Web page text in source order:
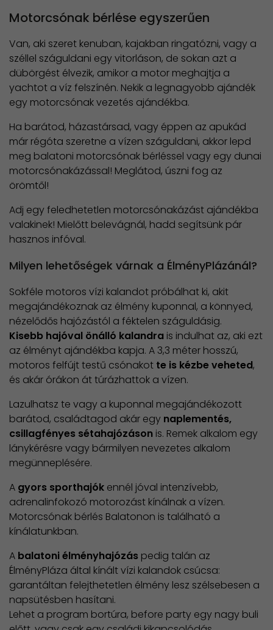
Motorcsónak bérlése egyszerűen
Van, aki szeret kenuban, kajakban ringatózni, vagy a
széllel száguldani egy vitorláson, de sokan azt a
dübörgést élvezik, amikor a motor meghajtja a
yachtot a víz felszínén. Nekik a legnagyobb ajándék
egy motorcsónak vezetés ajándékba.
Ha barátod, házastársad, vagy éppen az apukád
már régóta szeretne a vízen száguldani, akkor lepd
meg balatoni motorcsónak bérléssel vagy egy dunai
motorcsónakázással! Meglátod, úszni fog az
örömtől!
Adj egy feledhetetlen motorcsónakázást ajándékba
valakinek! Mielőtt belevágnál, hadd segítsünk pár
hasznos infóval.
Milyen lehetőségek várnak a ÉlményPlázánál?
Sokféle motoros vízi kalandot próbálhat ki, akit
megajándékoznak az élmény kuponnal, a könnyed,
nézelődős hajózástól a féktelen száguldásig.
Kisebb hajóval önálló kalandra is indulhat az, aki ezt
az élményt ajándékba kapja. A 3,3 méter hosszú,
motoros felfújt testű csónakot te is kézbe veheted,
és akár órákon át túrázhattok a vízen.
Lazulhatsz te vagy a kuponnal megajándékozott
barátod, családtagod akár egy naplementés,
csillagfényes sétahajózáson is. Remek alkalom egy
lánykérésre vagy bármilyen nevezetes alkalom
megünneplésére.
A gyors sporthajók ennél jóval intenzívebb,
adrenalinfokozó motorozást kínálnak a vízen.
Motorcsónak bérlés Balatonon is található a
kínálatunkban.
A balatoni élményhajózás pedig talán az
ÉlményPláza által kínált vízi kalandok csúcsa:
garantáltan felejthetetlen élmény lesz szélsebesen a
napsütésben hasítani.
Lehet a program bortúra, before party egy nagy buli